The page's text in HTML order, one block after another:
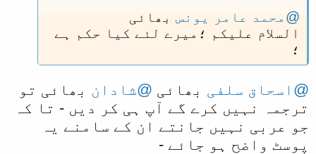
ن
ے
و
@محمد عامر یونس بھائی
السلام علیکم ؛میرے لئے کیا حکم ہے
؛
@اسحاق سلفی بھائی @شادان بھائی تو
ترجمہ نہیں کرے گے آپ ہی کر دیں - تا کہ
جو عربی نہیں جانتے ان کے سامنے یہ
پوسٹ واضح ہو جائے -